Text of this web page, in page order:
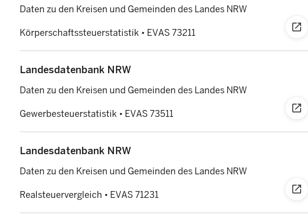
Daten zu den Kreisen und Gemeinden des Landes NRW
Körperschaftssteuerstatistik • EVAS 73211 open_in_new
Landesdatenbank NRW
Daten zu den Kreisen und Gemeinden des Landes NRW
Gewerbesteuerstatistik • EVAS 73511 open_in_new
Landesdatenbank NRW
Daten zu den Kreisen und Gemeinden des Landes NRW
Realsteuervergleich • EVAS 71231 open_in_new